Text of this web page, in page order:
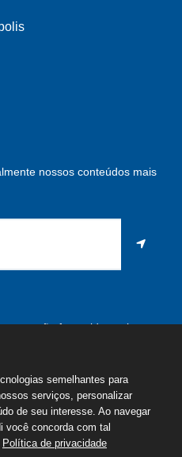
nossos conteúdos mais
são fornecidas pelo
a alteração a qualquer
Leardi | Todos os direitos
semelhantes para
serviços, personalizar
de seu interesse. Ao navegar
você concorda com tal
Política de privacidade